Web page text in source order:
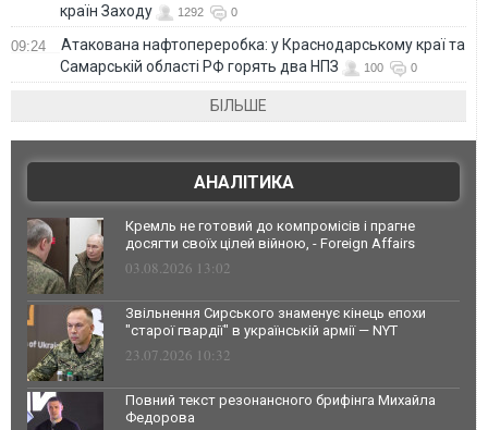
країн Заходу
1292 0
09:24
Атакована нафтопереробка: у Краснодарському краї та
Самарській області РФ горять два НПЗ
100 0
БІЛЬШЕ
АНАЛІТИКА
Кремль не готовий до компромісів і прагне
досягти своїх цілей війною, - Foreign Affairs
03.08.2026 13:02
Звільнення Сирського знаменує кінець епохи
"старої гвардії" в українській армії — NYT
23.07.2026 10:32
Повний текст резонансного брифінга Михайла
Федорова